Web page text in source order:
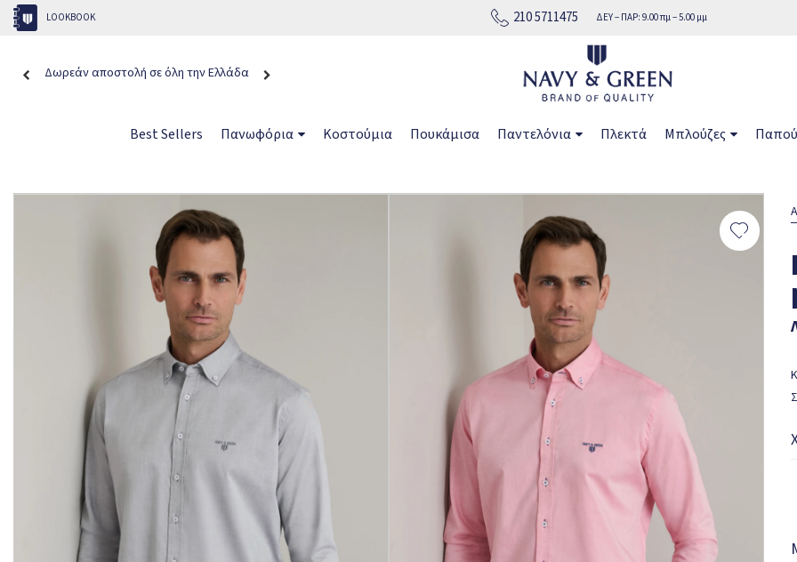
LOOKBOOK 210 5711475 ΔΕΥ − ΠΑΡ: 9.00 πμ − 5.00 μμ
Δωρεάν αποστολή σε όλη την Ελλάδα
Best Sellers Πανωφόρια Κοστούμια Πουκάμισα Παντελόνια Πλεκτά Μπλούζες